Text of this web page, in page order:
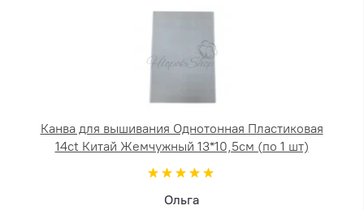
Канва для вышивания Однотонная Пластиковая
14ct Китай Жемчужный 13*10,5см (по 1 шт)
Ольга